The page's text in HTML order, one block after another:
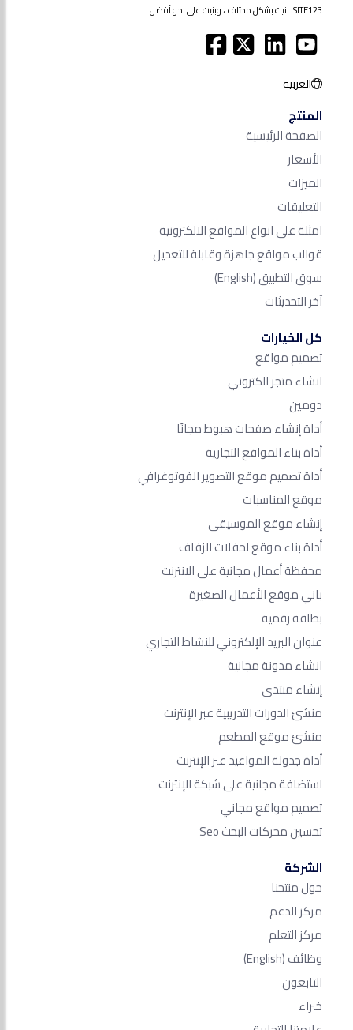
SITE123: بنيت بشكل مختلف ، وبنيت على نحو أفضل.
العربية
المنتج
الصفحة الرئيسية
الأسعار
الميزات
التعليقات
امثلة على انواع المواقع الالكترونية
قوالب مواقع جاهزة وقابلة للتعديل
سوق التطبيق(English)
آخر التحديثات
كل الخيارات
تصميم مواقع
انشاء متجر الكتروني
دومين
أداة إنشاء صفحات هبوط مجانًا
أداة بناء المواقع التجارية
أداة تصميم موقع التصوير الفوتوغرافي
موقع المناسبات
إنشاء موقع الموسيقى
أداة بناء موقع لحفلات الزفاف
محفظة أعمال مجانية على الانترنت
باني موقع الأعمال الصغيرة
بطاقة رقمية
عنوان البريد الإلكتروني للنشاط التجاري
انشاء مدونة مجانية
إنشاء منتدى
منشئ الدورات التدريبية عبر الإنترنت
منشئ موقع المطعم
أداة جدولة المواعيد عبر الإنترنت
استضافة مجانية على شبكة الإنترنت
تصميم مواقع مجاني
تحسين محركات البحث Seo​
الشركة
حول منتجنا
مركز الدعم
مركز التعلم
وظائف(English)
التابعون
خبراء